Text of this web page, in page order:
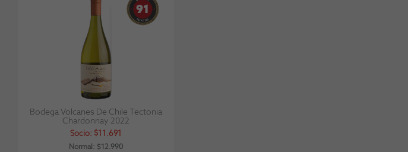
91
Bodega Volcanes De Chile Tectonia
Chardonnay 2022
Socio: $11.691
Normal: $12.990